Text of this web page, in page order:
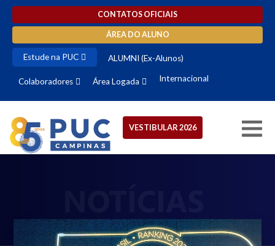
CONTATOS OFICIAIS
ÁREA DO ALUNO
Estude na PUC ALUMNI (Ex-Alunos)
Colaboradores Área Logada Internacional
VESTIBULAR 2026